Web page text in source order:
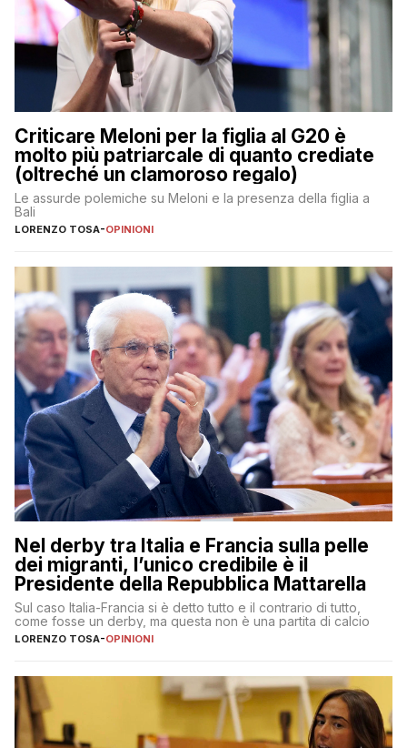
Criticare Meloni per la figlia al G20 è
molto più patriarcale di quanto crediate
(oltreché un clamoroso regalo)
Le assurde polemiche su Meloni e la presenza della figlia a
Bali
LORENZO TOSA-OPINIONI
Nel derby tra Italia e Francia sulla pelle
dei migranti, l’unico credibile è il
Presidente della Repubblica Mattarella
Sul caso Italia-Francia si è detto tutto e il contrario di tutto,
come fosse un derby, ma questa non è una partita di calcio
LORENZO TOSA-OPINIONI